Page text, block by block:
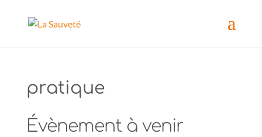
pratique
Évènement à venir